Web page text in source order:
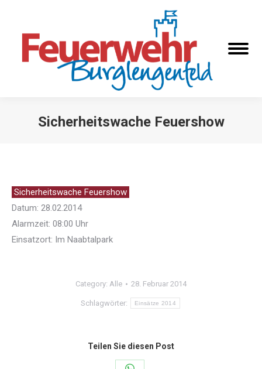
Sicherheitswache Feuershow
Sicherheitswache Feuershow
Datum: 28.02.2014
Alarmzeit: 08:00 Uhr
Einsatzort: Im Naabtalpark
Category: Alle 28. Februar 2014
Schlagwörter: Einsätze 2014
Teilen Sie diesen Post